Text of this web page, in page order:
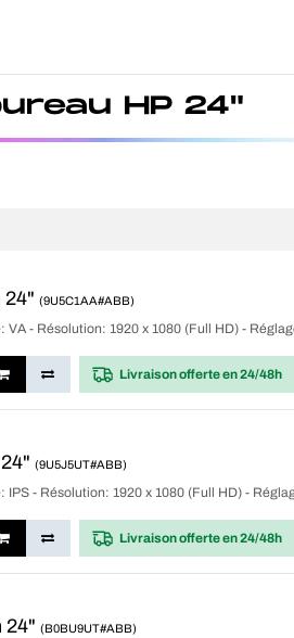
HP 24"
24" (9U5C1AA#ABB)
VA - Résolution: 1920 x 1080 (Full HD) -
Livraison offerteen 24/48h
(9U5J5UT#ABB)
IPS - Résolution: 1920 x 1080 (Full HD) -
Livraison offerteen 24/48h
24" (B0BU9UT#ABB)